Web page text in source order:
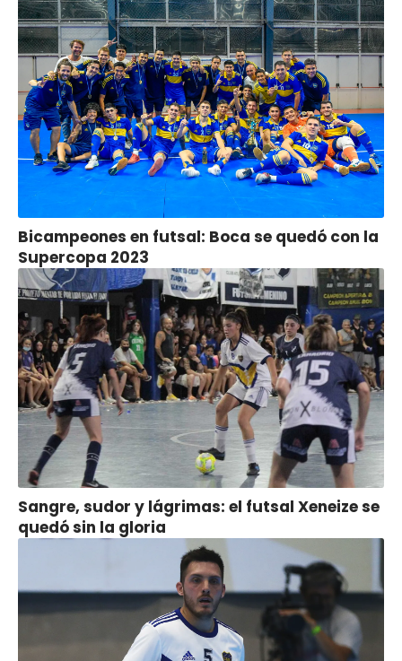
Bicampeones en futsal: Boca se quedó con la
Supercopa 2023
Sangre, sudor y lágrimas: el futsal Xeneize se
quedó sin la gloria